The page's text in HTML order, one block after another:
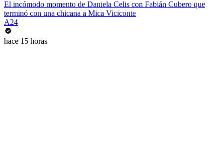
El incómodo momento de Daniela Celis con Fabián Cubero que
terminó con una chicana a Mica Viciconte
A24
hace 15 horas